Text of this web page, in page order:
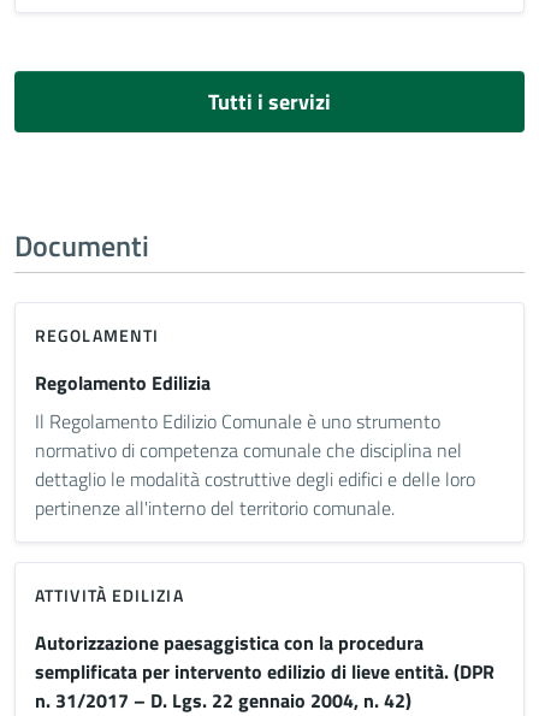
Tutti i servizi
Documenti
REGOLAMENTI
Regolamento Edilizia
Il Regolamento Edilizio Comunale è uno strumento
normativo di competenza comunale che disciplina nel
dettaglio le modalità costruttive degli edifici e delle loro
pertinenze all'interno del territorio comunale.
ATTIVITÀ EDILIZIA
Autorizzazione paesaggistica con la procedura
semplificata per intervento edilizio di lieve entità. (DPR
n. 31/2017 – D. Lgs. 22 gennaio 2004, n. 42)